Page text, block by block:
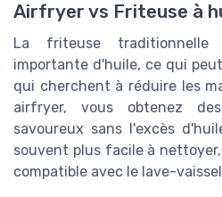
Airfryer vs Friteuse à
La friteuse
importante d'huile, ce qui
qui cherchent à réduire les
airfryer, vous obtenez
savoureux sans l'excès
souvent plus facile à
compatible avec le lave-